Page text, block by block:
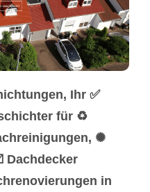
Ihr ✅
für ♻
✺
Dachdecker
in